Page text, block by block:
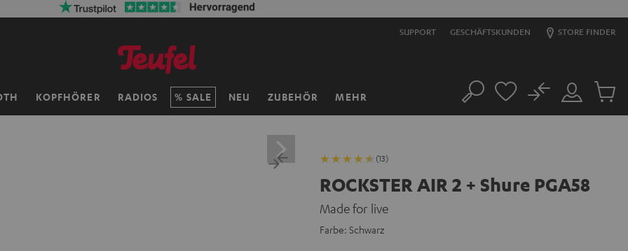
SUPPORT GESCHÄFTSKUNDEN STORE FINDER
KOPFHÖRER RADIOS SALE NEU ZUBEHÖR MEHR Suche
Mein
Konto
No
Artikel
(13)
ROCKSTER AIR 2 + Shure PGA58
Made for live
Farbe: Schwarz